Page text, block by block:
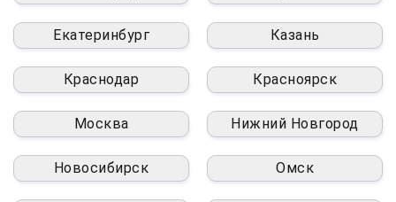
Екатеринбург Казань
Краснодар Красноярск
Москва Нижний Новгород
Новосибирск Омск